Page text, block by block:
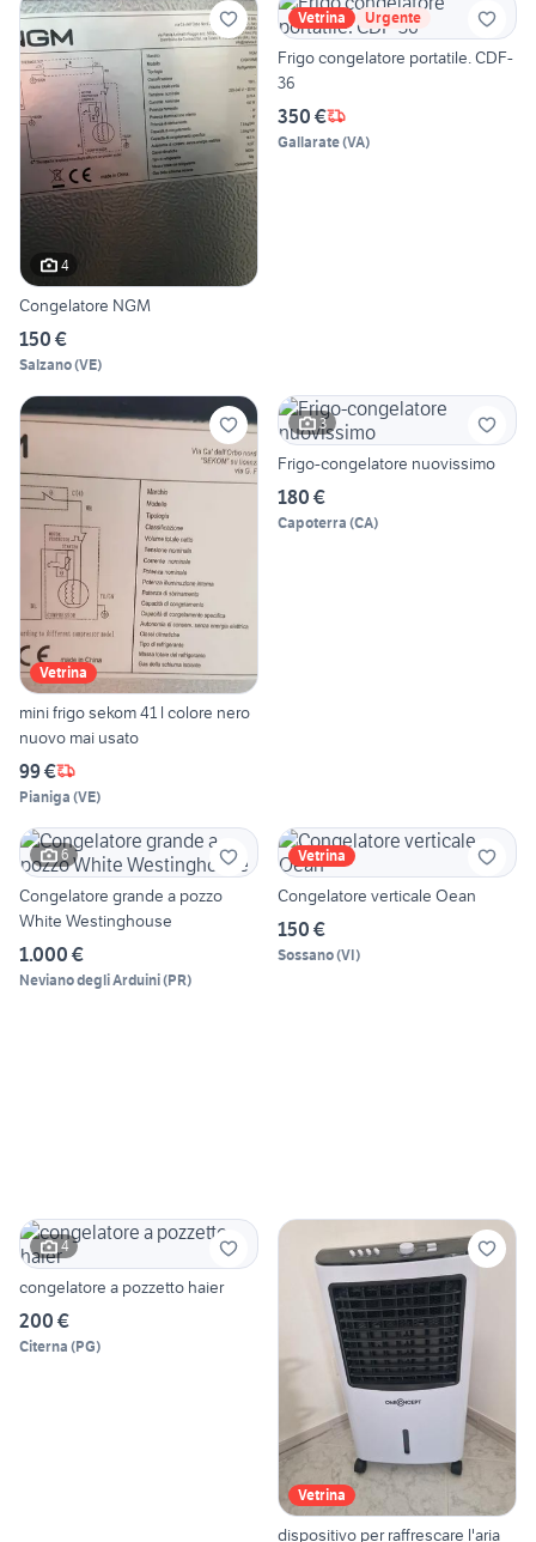
4
Congelatore NGM
150 €
Salzano(VE)
Vetrina Urgente
Frigo congelatore portatile. CDF-
36
350 €
Gallarate(VA)
Vetrina
mini frigo sekom 41 l colore nero
nuovo mai usato
99 €
Pianiga (VE)
3
Frigo-congelatore nuovissimo
180 €
Capoterra (CA)
6
Congelatore grande a pozzo
White Westinghouse
1.000 €
Neviano degli Arduini(PR)
Vetrina
Congelatore verticale Oean
150 €
Sossano(VI)
4
congelatore a pozzetto haier
200 €
Citerna (PG)
Vetrina
dispositivo per raffrescare l'aria